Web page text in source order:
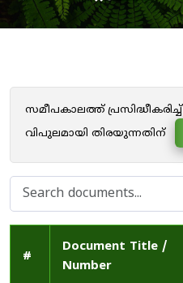
സമീപകാലത്ത് പ്രസിദ്ധീകരിച്ച്
വിപുലമായി തിരയുന്നതിന്
#
Document Title /
Number